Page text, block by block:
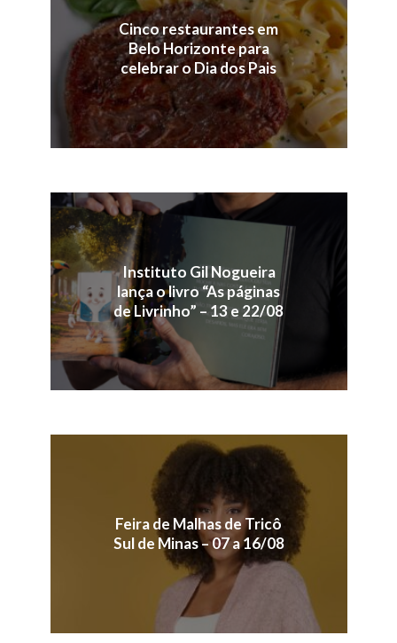
Cinco restaurantes em
Belo Horizonte para
celebrar o Dia dos Pais
Instituto Gil Nogueira
lança o livro “As páginas
de Livrinho” – 13 e 22/08
Feira de Malhas de Tricô
Sul de Minas – 07 a 16/08